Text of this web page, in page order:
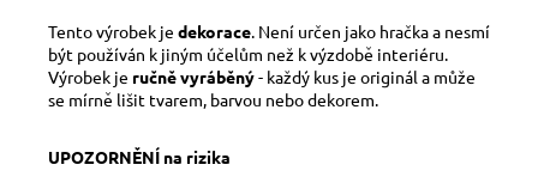
Tento výrobek je dekorace. Není určen jako hračka a nesmí
být používán k jiným účelům než k výzdobě interiéru.
Výrobek je ručně vyráběný- každý kus je originál a může
se mírně lišit tvarem, barvou nebo dekorem.
UPOZORNĚNÍ na rizika